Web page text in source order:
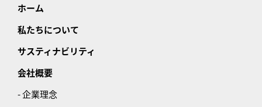
ホーム
私たちについて
サスティナビリティ
会社概要
- 企業理念